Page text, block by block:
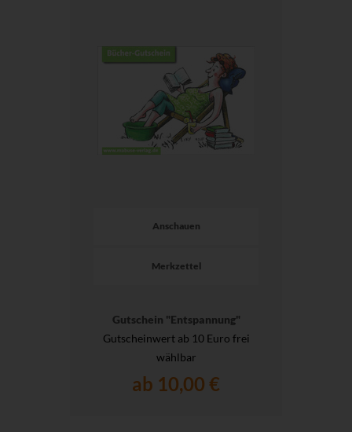
Anschauen
Merkzettel
Gutschein "Entspannung"
Gutscheinwert ab 10 Euro frei
wählbar
ab 10,00 €